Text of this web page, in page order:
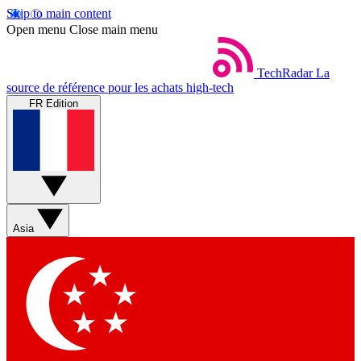
Skip to main content
Open menu Close main menu
TechRadar La
source de référence pour les achats high-tech
FR Edition
Asia